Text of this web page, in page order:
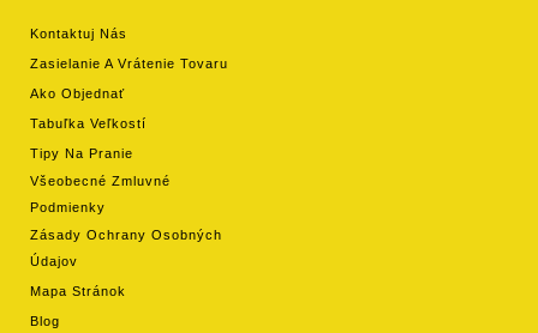
Kontaktuj Nás
Zasielanie A Vrátenie Tovaru
Ako Objednať
Tabuľka Veľkostí
Tipy Na Pranie
Všeobecné Zmluvné
Podmienky
Zásady Ochrany Osobných
Údajov
Mapa Stránok
Blog